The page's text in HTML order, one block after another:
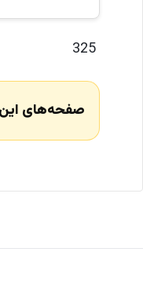
325
صفحه‌های